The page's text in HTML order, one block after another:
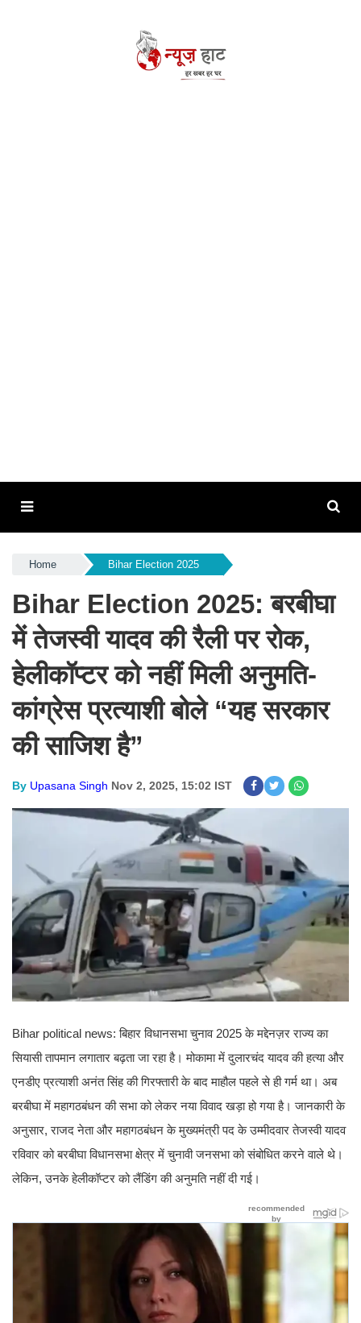
Home Bihar Election 2025
Bihar Election 2025: बरबीघा
में तेजस्वी यादव की रैली पर रोक,
हेलीकॉप्टर को नहीं मिली अनुमति-
कांग्रेस प्रत्याशी बोले “यह सरकार
की साजिश है”
By Upasana Singh Nov 2, 2025, 15:02 IST
Bihar political news: बिहार विधानसभा चुनाव 2025 के मद्देनज़र राज्य का
सियासी तापमान लगातार बढ़ता जा रहा है। मोकामा में दुलारचंद यादव की हत्या और
एनडीए प्रत्याशी अनंत सिंह की गिरफ्तारी के बाद माहौल पहले से ही गर्म था। अब
बरबीघा में महागठबंधन की सभा को लेकर नया विवाद खड़ा हो गया है। जानकारी के
अनुसार, राजद नेता और महागठबंधन के मुख्यमंत्री पद के उम्मीदवार तेजस्वी यादव
रविवार को बरबीघा विधानसभा क्षेत्र में चुनावी जनसभा को संबोधित करने वाले थे।
लेकिन, उनके हेलीकॉप्टर को लैंडिंग की अनुमति नहीं दी गई।